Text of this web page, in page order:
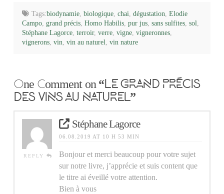
Tags:biodynamie, biologique, chai, dégustation, Elodie
Campo,grand précis,Homo Habilis,pur jus,sans sulfites,sol,
Stéphane Lagorce,terroir,verre,vigne,vigneronnes,
vignerons,vin,vin au naturel,vin nature
One Comment on “LE GRAND PRÉCIS
DES VINS AU NATUREL”
REPLY
Stéphane Lagorce
06.08.2019 AT 10 H 53 MIN
Bonjour et merci beaucoup pour votre sujet
sur notre livre, j’apprécie et suis content que
le titre ai éveillé votre attention.
Bien à vous